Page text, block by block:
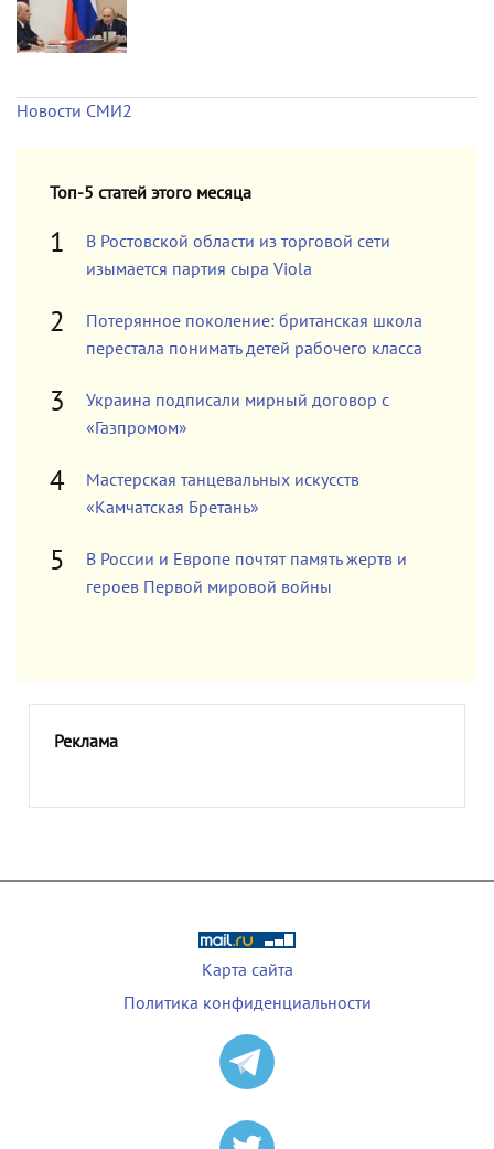
Новости СМИ2
Топ-5 статей этого месяца
В Ростовской области из торговой сети
изымается партия сыра Viola
Потерянное поколение: британская школа
перестала понимать детей рабочего класса
Украина подписали мирный договор с
«Газпромом»
Мастерская танцевальных искусств
«Камчатская Бретань»
В России и Европе почтят память жертв и
героев Первой мировой войны
Реклама
Карта сайта
Политика конфиденциальности